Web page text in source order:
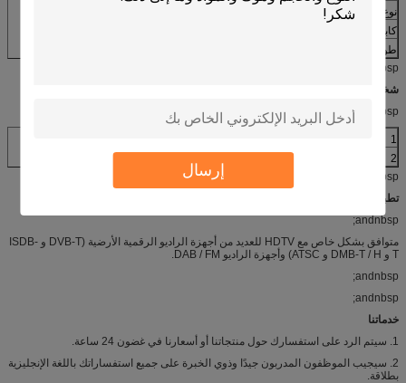
إرسال
نوع الموصل
كابل
طول الكابل (مم)
andnbsp;
شخصية ميكال
andnbsp;
1
2
(المتانة الميكانيكية)
andnbsp;
تطبيق :
andnbsp;
متوافق بشكل خاص مع HDTV للعديد من أجهزة الراديو الرقمية الأرضية (DVB-T و ISDB-
T و DMB-T / H و ATSC) وأجهزة الراديو DAB / FM.
andnbsp;
andnbsp;
خدماتنا
1. سيتم الرد على استفسارك حول منتجاتنا أو أسعارنا في غضون 24 ساعة.
2. سيجيب الموظفون المدربون جيدًا وذوي الخبرة على جميع استفساراتك باللغة الإنجليزية
بطلاقة.